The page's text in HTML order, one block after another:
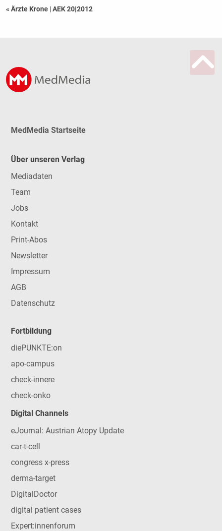
« Ärzte Krone |AEK 20|2012
MedMedia Startseite
Über unseren Verlag
Mediadaten
Team
Jobs
Kontakt
Print-Abos
Newsletter
Impressum
AGB
Datenschutz
Fortbildung
diePUNKTE:on
apo-campus
check-innere
check-onko
Digital Channels
eJournal: Austrian Atopy Update
car-t-cell
congress x-press
derma-target
DigitalDoctor
digital patient cases
Expert:innenforum